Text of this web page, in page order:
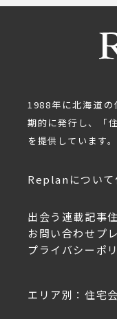
1988年に北海道の
期的に発行し、「
を提供しています。
Replanについて
出会う 連載記事
お問い合わせ プ
プライバシーポ
エリア別：住宅